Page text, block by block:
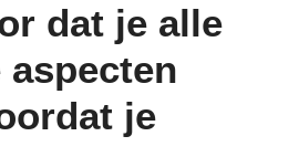
dat je alle
je